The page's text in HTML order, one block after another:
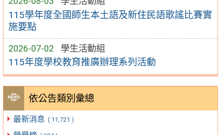
115學年度全國師生本土語及新住民語歌謠比賽實
施要點
2026-07-02 學生活動組
115年度學校教育推廣辦理系列活動
依公告類別彙總
最新消息 ( 11,721 )